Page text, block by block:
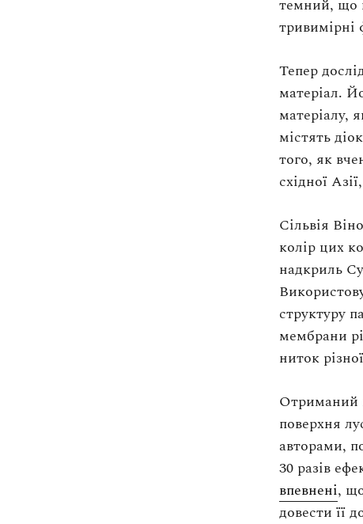
темний, що
Тепер
матеріал.
матеріалу,
містять
того, як
східної
Сільвія
колір цих
надкриль
структуру
мембрани
ниток
Отриманий
поверхня
авторами,
30 разів
впевнені,
довести її